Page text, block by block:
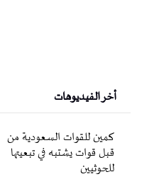
أخر الفيديوهات
كمين للقوات السعودية من
قبل قوات يشتبه في تبعيتها
للحوثيين